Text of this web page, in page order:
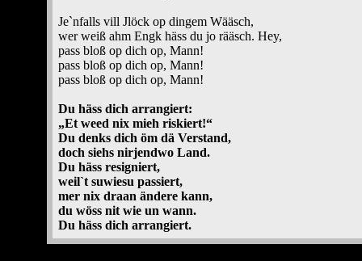
Je`nfalls vill Jlöck op dingem Wääsch,
wer weiß ahm Engk häss du jo rääsch. Hey,
pass bloß op dich op, Mann!
pass bloß op dich op, Mann!
pass bloß op dich op, Mann!
Du häss dich arrangiert:
„Et weed nix mieh riskiert!“
Du denks dich öm dä Verstand,
doch siehs nirjendwo Land.
Du häss resigniert,
weil`t suwiesu passiert,
mer nix draan ändere kann,
du wöss nit wie un wann.
Du häss dich arrangiert.